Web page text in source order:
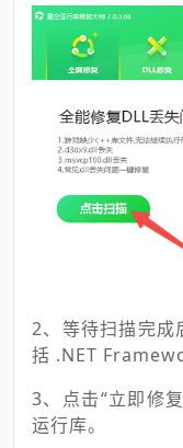
2、等待扫描完成
括 .NET
3、点击“立即修
运行库。